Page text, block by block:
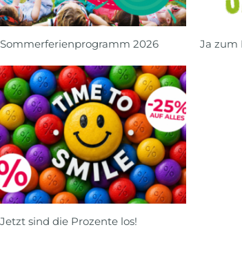
Sommerferienprogramm 2026 Ja zum
Jetzt sind die Prozente los!